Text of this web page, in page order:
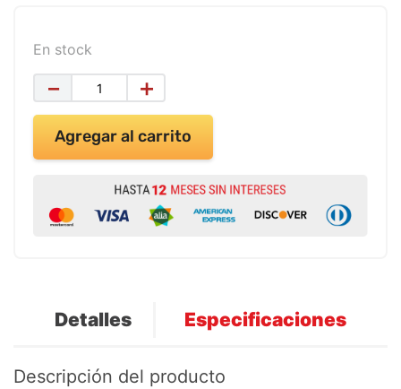
En stock
＋
－
Agregar al carrito
Detalles Especificaciones
Descripción del producto